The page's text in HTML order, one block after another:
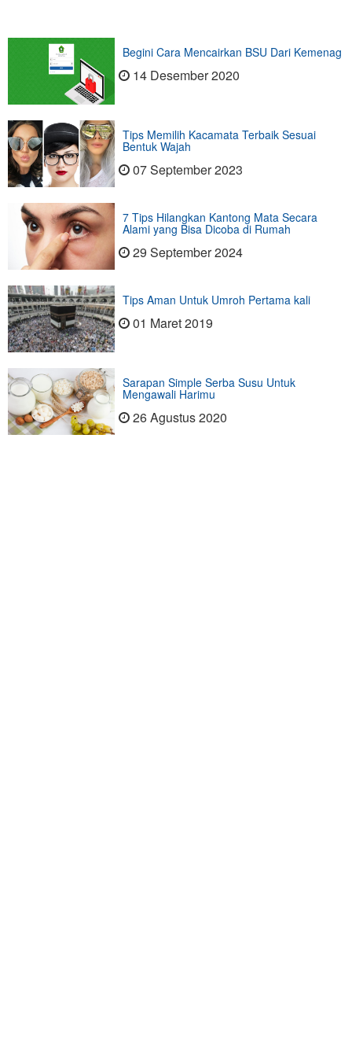
Begini Cara Mencairkan BSU Dari Kemenag
14 Desember 2020
Tips Memilih Kacamata Terbaik Sesuai
Bentuk Wajah
07 September 2023
7 Tips Hilangkan Kantong Mata Secara
Alami yang Bisa Dicoba di Rumah
29 September 2024
Tips Aman Untuk Umroh Pertama kali
01 Maret 2019
Sarapan Simple Serba Susu Untuk
Mengawali Harimu
26 Agustus 2020